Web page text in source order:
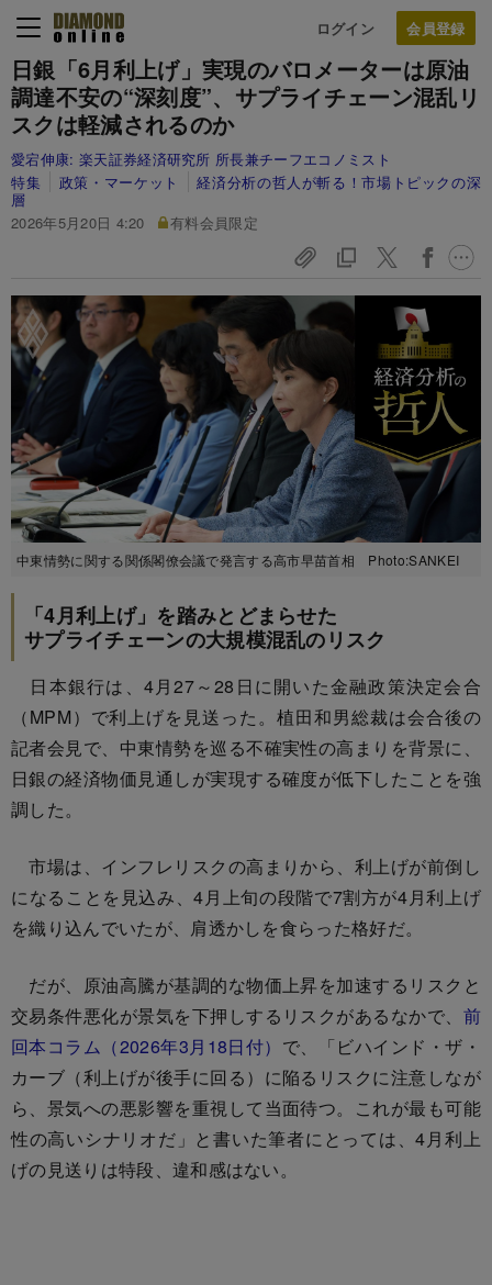
ログイン
日銀「6月利上げ」実現のバロメーターは原油
調達不安の“深刻度”、サプライチェーン混乱リ
スクは軽減されるのか
愛宕伸康: 楽天証券経済研究所 所長兼チーフエコノミスト
特集
政策・マーケット
経済分析の哲人が斬る！市場トピックの深
層
2026年5月20日 4:20
有料会員限定
中東情勢に関する関係閣僚会議で発言する高市早苗首相 Photo:SANKEI
「4月利上げ」を踏みとどまらせた
サプライチェーンの大規模混乱のリスク
日本銀行は、4月27～28日に開いた金融政策決定会合
（MPM）で利上げを見送った。植田和男総裁は会合後の
記者会見で、中東情勢を巡る不確実性の高まりを背景に、
日銀の経済物価見通しが実現する確度が低下したことを強
調した。
市場は、インフレリスクの高まりから、利上げが前倒し
になることを見込み、4月上旬の段階で7割方が4月利上げ
を織り込んでいたが、肩透かしを食らった格好だ。
だが、原油高騰が基調的な物価上昇を加速するリスクと
交易条件悪化が景気を下押しするリスクがあるなかで、 前
回本コラム（2026年3月18日付） で、「ビハインド・ザ・
カーブ（利上げが後手に回る）に陥るリスクに注意しなが
ら、景気への悪影響を重視して当面待つ。これが最も可能
性の高いシナリオだ」と書いた筆者にとっては、4月利上
げの見送りは特段、違和感はない。